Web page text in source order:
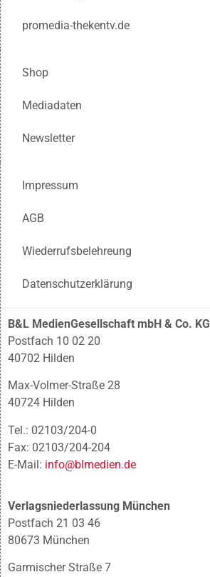
promedia-thekentv.de
Shop
Mediadaten
Newsletter
Impressum
AGB
Wiederrufsbelehreung
Datenschutzerklärung
B&L MedienGesellschaft mbH & Co. KG
Postfach 10 02 20
40702 Hilden
Max-Volmer-Straße 28
40724 Hilden
Tel.: 02103/204-0
Fax: 02103/204-204
E-Mail: info@blmedien.de
Verlagsniederlassung München
Postfach 21 03 46
80673 München
Garmischer Straße 7